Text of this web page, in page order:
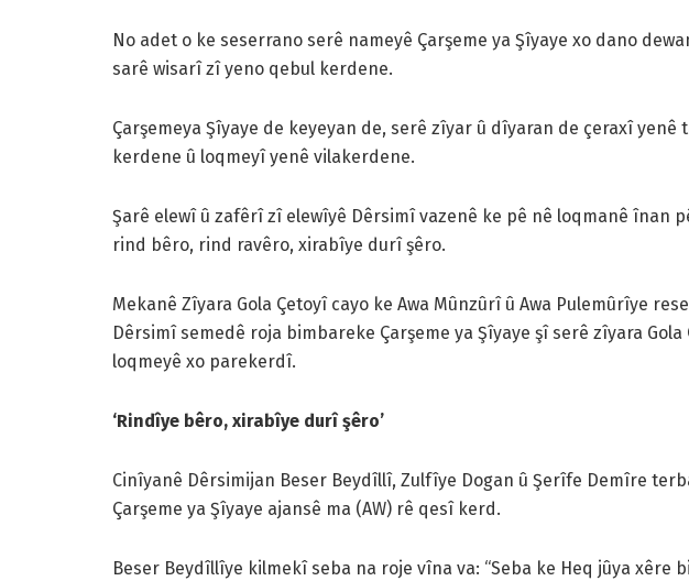
No adet o ke seserrano serê nameyê Çarşeme ya Şîyaye xo dano
sarê wisarî zî yeno qebul kerdene.
Çarşemeya Şîyaye de keyeyan de, serê zîyar û dîyaran de çeraxî
kerdene û loqmeyî yenê vilakerdene.
Şarê elewî û zafêrî zî elewîyê Dêrsimî vazenê ke pê nê loqmanê înan
rind bêro, rind ravêro, xirabîye durî şêro.
Mekanê Zîyara Gola Çetoyî cayo ke Awa Mûnzûrî û Awa Pulemûrîye
Dêrsimî semedê roja bimbareke Çarşeme ya Şîyaye şî serê zîyara
loqmeyê xo parekerdî.
‘Rindîye bêro, xirabîye durî şêro’
Cinîyanê Dêrsimijan Beser Beydîllî, Zulfîye Dogan û Şerîfe Demîre
Çarşeme ya Şîyaye ajansê ma (AW) rê qesî kerd.
Beser Beydîllîye kilmekî seba na roje vîna va: “Seba ke Heq jûya xêre